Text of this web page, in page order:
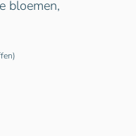
bloemen,